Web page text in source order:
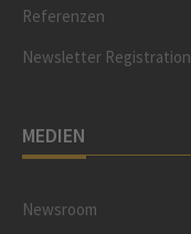
Referenzen
Newsletter Registration
MEDIEN
Newsroom